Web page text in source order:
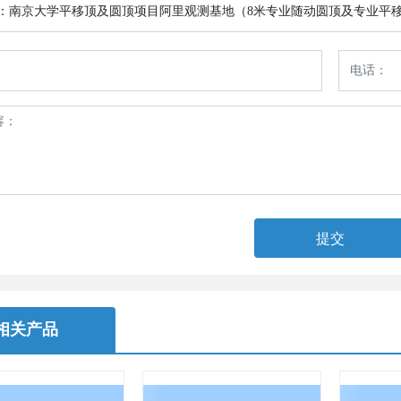
南京大学平移顶及圆顶项目阿里观测基地（8米专业随动圆顶及专业平
提交
关产品